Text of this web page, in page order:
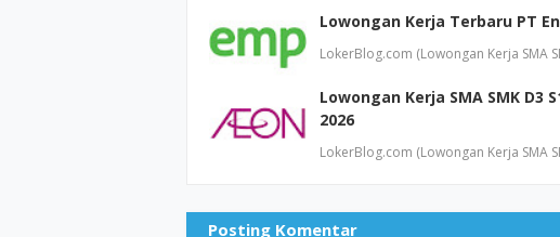
Lowongan Kerja Terbaru PT
LokerBlog.com (Lowongan Kerja SMA
Lowongan Kerja SMA SMK D3
2026
LokerBlog.com (Lowongan Kerja SMA
Posting Komentar